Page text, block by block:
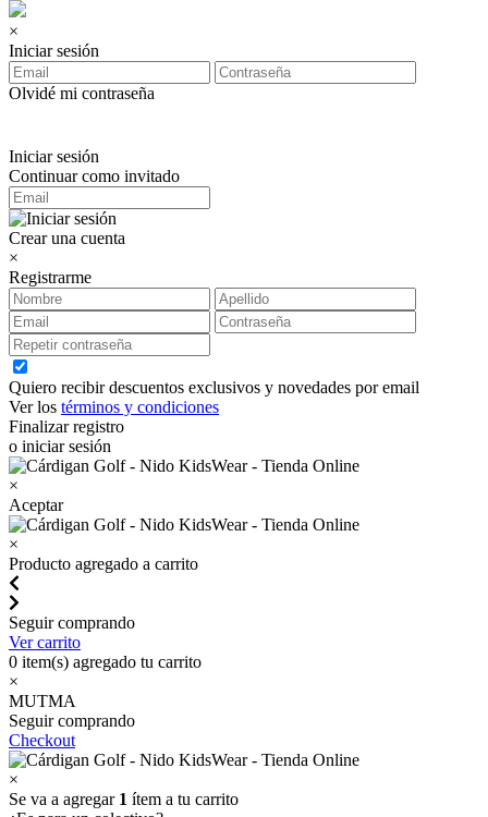
×
Iniciar sesión
Olvidé mi contraseña
Iniciar sesión
Continuar como invitado
Crear una cuenta
×
Registrarme
Quiero recibir descuentos exclusivos y novedades por email
Ver los términos y condiciones
Finalizar registro
o iniciar sesión
×
Aceptar
×
Producto agregado a carrito
Seguir comprando
Ver carrito
0 item(s) agregado tu carrito
×
MUTMA
Seguir comprando
Checkout
×
Se va a agregar 1 ítem a tu carrito